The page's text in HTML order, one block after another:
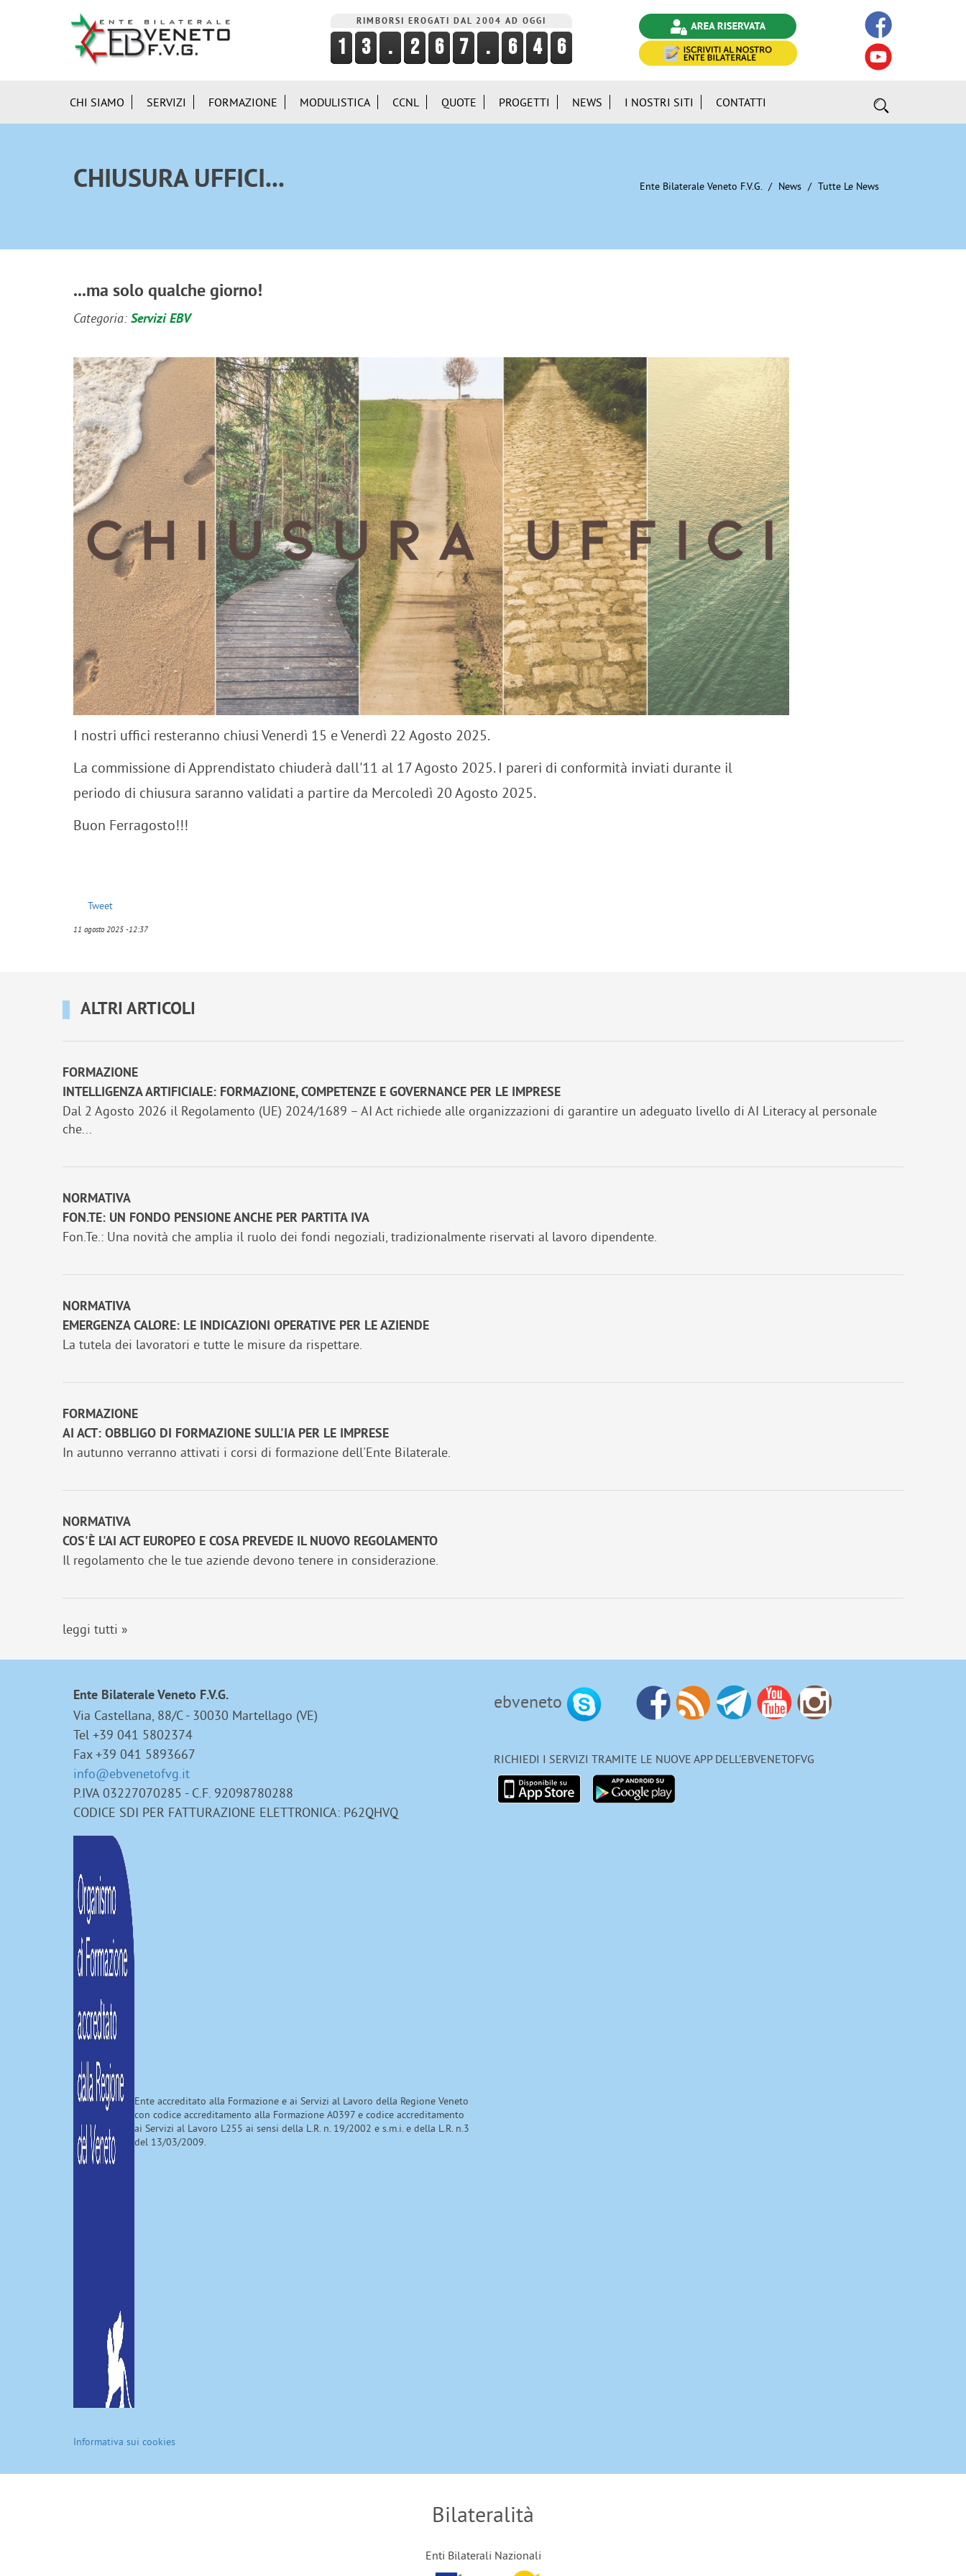
RIMBORSI EROGATI DAL 2004 AD OGGI
CHI SIAMO SERVIZI FORMAZIONE MODULISTICA CCNL QUOTE PROGETTI NEWS I NOSTRI SITI CONTATTI
CHIUSURA UFFICI... Ente Bilaterale Veneto F.V.G. News Tutte Le News
...ma solo qualche giorno!
Categoria: Servizi EBV
I nostri uffici resteranno chiusi Venerdì 15 e Venerdì 22 Agosto 2025.
La commissione di Apprendistato chiuderà dall'11 al 17 Agosto 2025. I pareri di conformità inviati durante il
periodo di chiusura saranno validati a partire da Mercoledì 20 Agosto 2025.
Buon Ferragosto!!!
Tweet
11 agosto 2025 -12:37
ALTRI ARTICOLI
FORMAZIONE
INTELLIGENZA ARTIFICIALE: FORMAZIONE, COMPETENZE E GOVERNANCE PER LE IMPRESE
Dal 2 Agosto 2026 il Regolamento (UE) 2024/1689 – AI Act richiede alle organizzazioni di garantire un adeguato livello di AI Literacy al personale
che...
NORMATIVA
FON.TE: UN FONDO PENSIONE ANCHE PER PARTITA IVA
Fon.Te.: Una novità che amplia il ruolo dei fondi negoziali, tradizionalmente riservati al lavoro dipendente.
NORMATIVA
EMERGENZA CALORE: LE INDICAZIONI OPERATIVE PER LE AZIENDE
La tutela dei lavoratori e tutte le misure da rispettare.
FORMAZIONE
AI ACT: OBBLIGO DI FORMAZIONE SULL'IA PER LE IMPRESE
In autunno verranno attivati i corsi di formazione dell'Ente Bilaterale.
NORMATIVA
COS'È L'AI ACT EUROPEO E COSA PREVEDE IL NUOVO REGOLAMENTO
Il regolamento che le tue aziende devono tenere in considerazione.
leggi tutti »
Ente Bilaterale Veneto F.V.G.
Via Castellana, 88/C - 30030 Martellago (VE)
Tel +39 041 5802374
Fax +39 041 5893667
info@ebvenetofvg.it
P.IVA 03227070285 - C.F. 92098780288
CODICE SDI PER FATTURAZIONE ELETTRONICA: P62QHVQ
Ente accreditato alla Formazione e ai Servizi al Lavoro della Regione Veneto
con codice accreditamento alla Formazione A0397 e codice accreditamento
ai Servizi al Lavoro L255 ai sensi della L.R. n. 19/2002 e s.m.i. e della L.R. n.3
del 13/03/2009.
Informativa sui cookies
ebveneto
RICHIEDI I SERVIZI TRAMITE LE NUOVE APP DELL'EBVENETOFVG
Bilateralità
Enti Bilaterali Nazionali